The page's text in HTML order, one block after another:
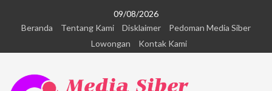
09/08/2026
Beranda
Tentang Kami Disklaimer
Pedoman Media Siber
Lowongan
Kontak Kami